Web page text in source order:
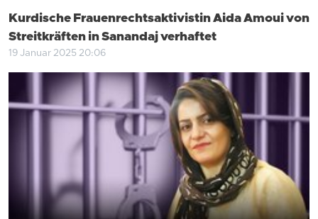
Kurdische Frauenrechtsaktivistin Aida Amoui von
Streitkräften in Sanandaj verhaftet
19 Januar 2025 20:06